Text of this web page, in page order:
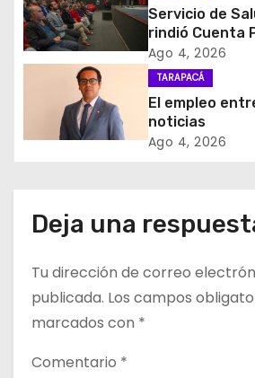
d
e
n
r
d
a
s
Servicio de
rindió Cuenta
Participativa
Ago 4, 2026
TARAPACÁ
El empleo
noticias
Ago 4, 2026
Deja una
Tu dirección de correo
publicada. Los campos
marcados con *
Comentario *